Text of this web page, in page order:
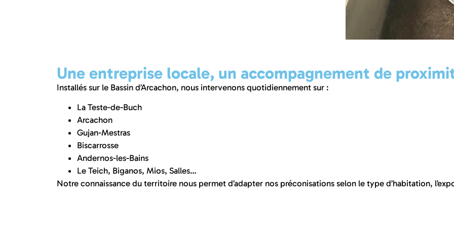
Une entreprise locale, un accompagnement de
Installés sur le Bassin d’Arcachon, nous intervenons quotidiennement sur :
La Teste-de-Buch
Arcachon
Gujan-Mestras
Biscarrosse
Andernos-les-Bains
Le Teich, Biganos, Mios, Salles…
Notre connaissance du territoire nous permet d’adapter nos préconisations selon le type d’habitation,